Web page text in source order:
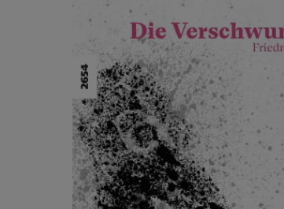
Ignorer la galerie de produits